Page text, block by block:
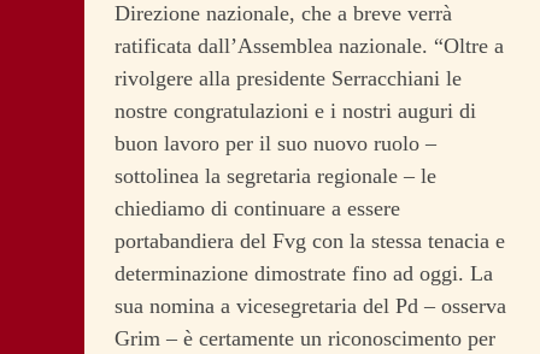
Direzione nazionale, che a breve verrà
ratificata dall’Assemblea nazionale. “Oltre a
rivolgere alla presidente Serracchiani le
nostre congratulazioni e i nostri auguri di
buon lavoro per il suo nuovo ruolo –
sottolinea la segretaria regionale – le
chiediamo di continuare a essere
portabandiera del Fvg con la stessa tenacia e
determinazione dimostrate fino ad oggi. La
sua nomina a vicesegretaria del Pd – osserva
Grim – è certamente un riconoscimento per